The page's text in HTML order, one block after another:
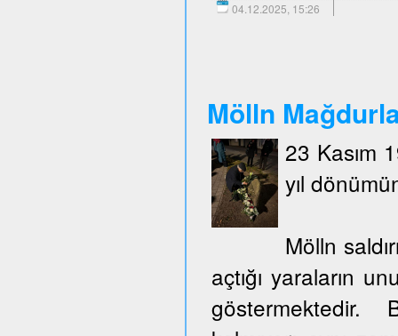
04.12.2025, 15:26
Mölln
23 Kasım
yıl
Mölln
açtığı yaraların
göstermektedir.